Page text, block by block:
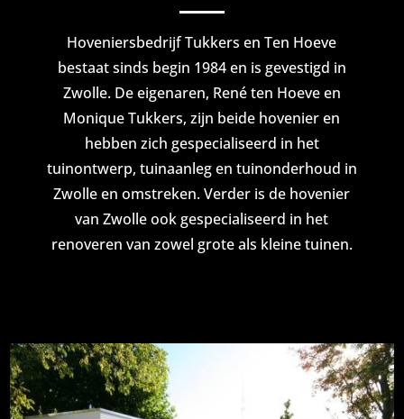
Hoveniersbedrijf Tukkers en Ten Hoeve
bestaat sinds begin 1984 en is gevestigd in
Zwolle. De eigenaren, René ten Hoeve en
Monique Tukkers, zijn beide hovenier en
hebben zich gespecialiseerd in het
tuinontwerp, tuinaanleg en tuinonderhoud in
Zwolle en omstreken. Verder is de hovenier
van Zwolle ook gespecialiseerd in het
renoveren van zowel grote als kleine tuinen.